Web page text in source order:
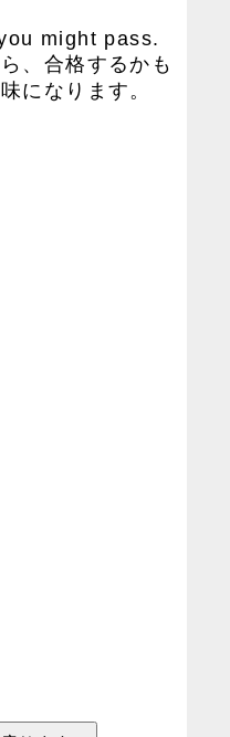
might pass.
、合格するかも
になります。